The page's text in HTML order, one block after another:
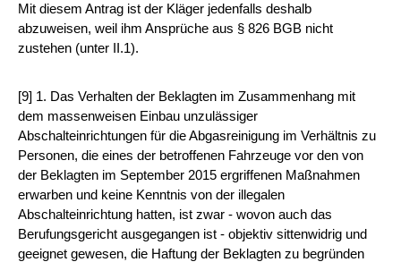
Mit diesem Antrag ist der Kläger jedenfalls deshalb
abzuweisen, weil ihm Ansprüche aus § 826 BGB nicht
zustehen (unter II.1).
[9] 1. Das Verhalten der Beklagten im Zusammenhang mit
dem massenweisen Einbau unzulässiger
Abschalteinrichtungen für die Abgasreinigung im Verhältnis zu
Personen, die eines der betroffenen Fahrzeuge vor den von
der Beklagten im September 2015 ergriffenen Maßnahmen
erwarben und keine Kenntnis von der illegalen
Abschalteinrichtung hatten, ist zwar - wovon auch das
Berufungsgericht ausgegangen ist - objektiv sittenwidrig und
geeignet gewesen, die Haftung der Beklagten zu begründen